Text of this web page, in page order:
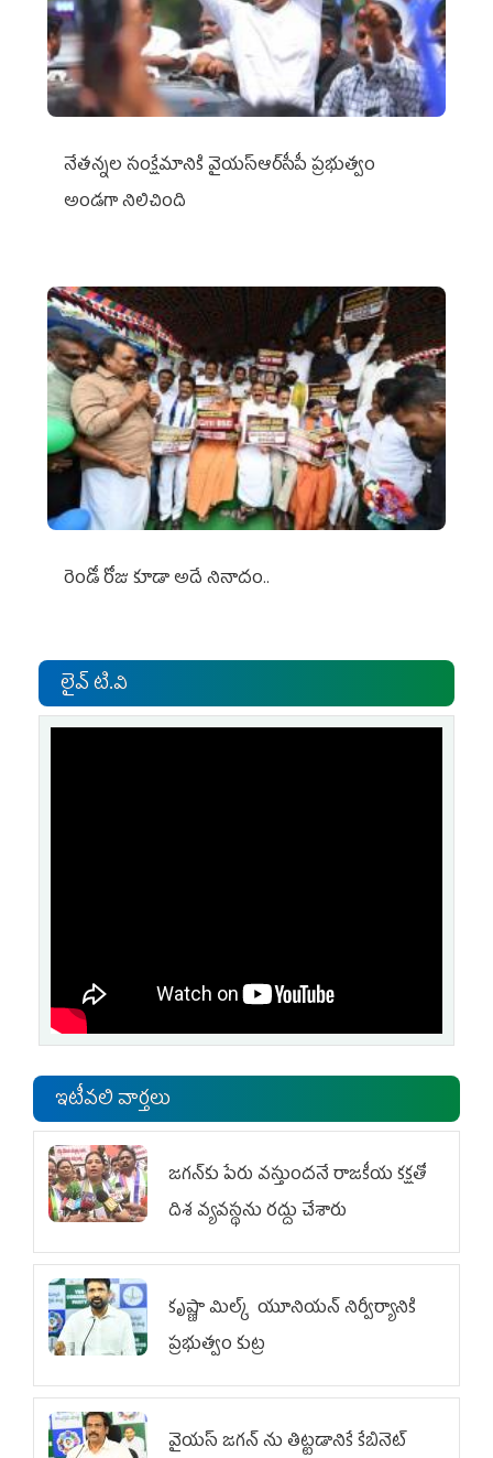
నేతన్నల సంక్షేమానికి వైయ‌స్ఆర్‌సీపీ ప్రభుత్వం
అండగా నిలిచింది
రెండో రోజు కూడా అదే నినాదం..
లైవ్ టి.వి
ఇటీవలి వార్తలు
జగన్‌కు పేరు వస్తుందనే రాజకీయ కక్షతో
దిశ వ్య‌వ‌స్థ‌ను రద్దు చేశారు
కృష్ణా మిల్క్‌ యూనియన్‌ నిర్వీర్యానికి
ప్రభుత్వం కుట్ర
వైయ‌స్ జగన్‌ ను తిట్టడానికే కేబినెట్‌